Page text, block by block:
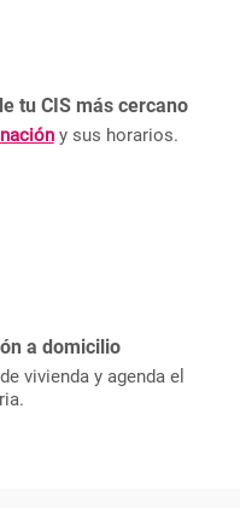
tu CIS más cercano
y sus horarios.
a domicilio
vivienda y agenda el